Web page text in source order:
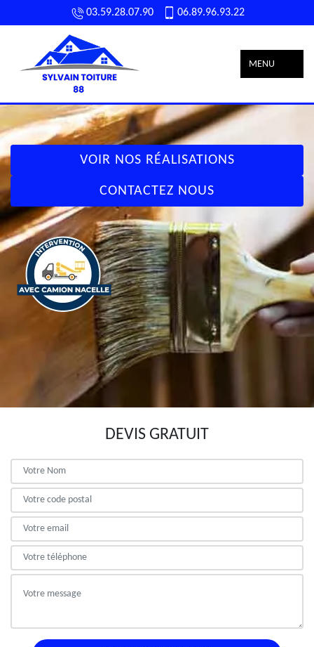
03.59.28.07.90 06.89.96.93.22
MENU
VOIR NOS RÉALISATIONS
CONTACTEZ NOUS
DEVIS GRATUIT